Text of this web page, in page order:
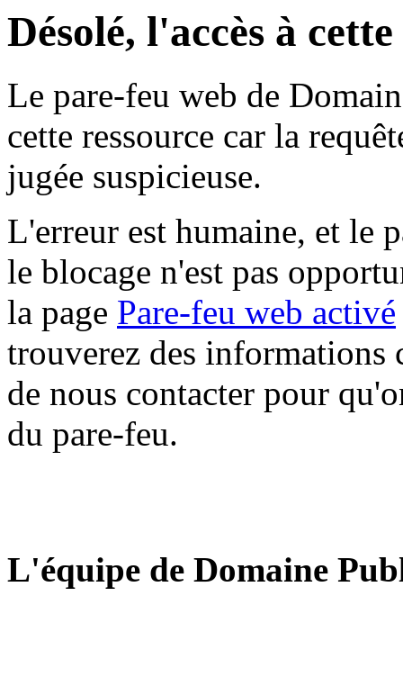
Désolé, l'accès à
Le pare-feu web de
cette ressource car la
jugée suspicieuse.
L'erreur est humaine, et le
le blocage n'est pas
la page Pare-feu web activé
trouverez des informations
de nous contacter pour
du pare-feu.
L'équipe de Domaine